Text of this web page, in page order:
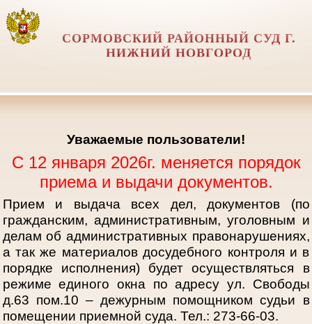
СОРМОВСКИЙ РАЙОННЫЙ СУД Г.
НИЖНИЙ НОВГОРОД
Уважаемые пользователи!
С 12 января 2026г. меняется порядок
приема и выдачи документов.
Прием и выдача всех дел, документов (по
гражданским, административным, уголовным и
делам об административных правонарушениях,
а так же материалов досудебного контроля и в
порядке исполнения) будет осуществляться в
режиме единого окна по адресу ул. Свободы
д.63 пом.10 – дежурным помощником судьи в
помещении приемной суда. Тел.: 273-66-03.